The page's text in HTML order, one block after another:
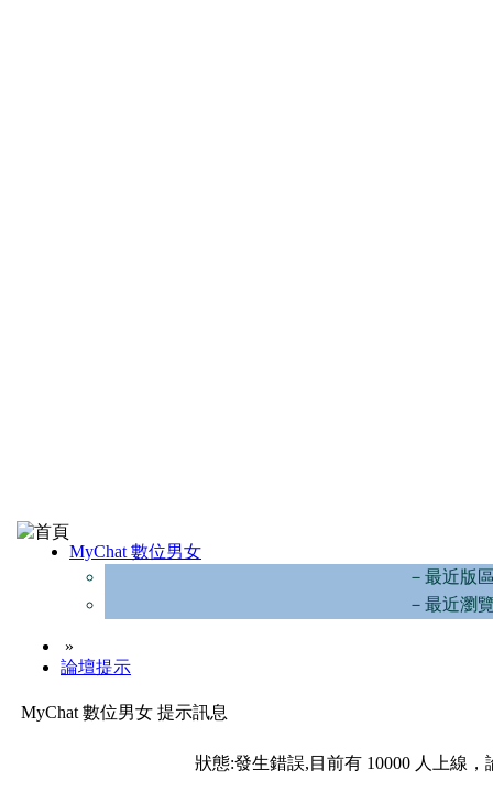
MyChat 數位男女
－最近版
－最近瀏
»
論壇提示
MyChat 數位男女 提示訊息
狀態:發生錯誤,目前有 10000 人上線